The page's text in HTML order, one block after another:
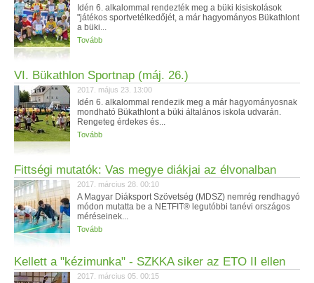
Idén 6. alkalommal rendezték meg a büki kisiskolások
"játékos sportvetélkedőjét, a már hagyományos Bükathlont
a büki...
Tovább
VI. Bükathlon Sportnap (máj. 26.)
2017. május 23. 13:00
Idén 6. alkalommal rendezik meg a már hagyományosnak
mondható Bükathlont a büki általános iskola udvarán.
Rengeteg érdekes és...
Tovább
Fittségi mutatók: Vas megye diákjai az élvonalban
2017. március 28. 00:10
A Magyar Diáksport Szövetség (MDSZ) nemrég rendhagyó
módon mutatta be a NETFIT® legutóbbi tanévi országos
méréseinek...
Tovább
Kellett a "kézimunka" - SZKKA siker az ETO II ellen
2017. március 05. 00:15